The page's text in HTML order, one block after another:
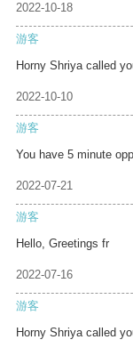
2022-10-18
游客
Horny Shriya called
2022-10-10
游客
You have 5 minute
2022-07-21
游客
Hello, Greetings fr
2022-07-16
游客
Horny Shriya called